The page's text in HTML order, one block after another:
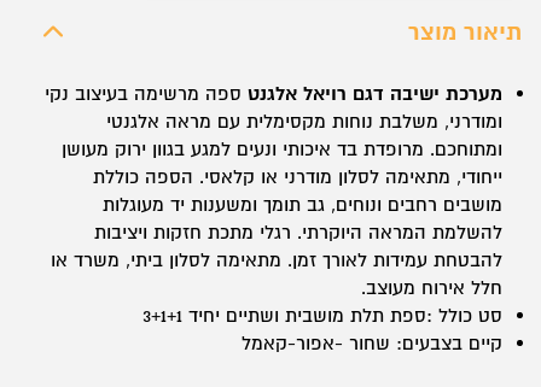
רויאל
–
עיצוב
יוקרתי
תיאור מוצר
מערכת ישיבה דגם רויאל אלגנט ספה מרשימה בעיצוב נקי
ומודרני, משלבת נוחות מקסימלית עם מראה אלגנטי
ומתוחכם. מרופדת בד איכותי ונעים למגע בגוון ירוק מעושן
ייחודי, מתאימה לסלון מודרני או קלאסי. הספה כוללת
מושבים רחבים ונוחים, גב תומך ומשענות יד מעוגלות
להשלמת המראה היוקרתי. רגלי מתכת חזקות ויציבות
להבטחת עמידות לאורך זמן. מתאימה לסלון ביתי, משרד או
חלל אירוח מעוצב.
סט כולל :ספת תלת מושבית ושתיים יחיד 3+1+1
קיים בצבעים: שחור -אפור-קאמל